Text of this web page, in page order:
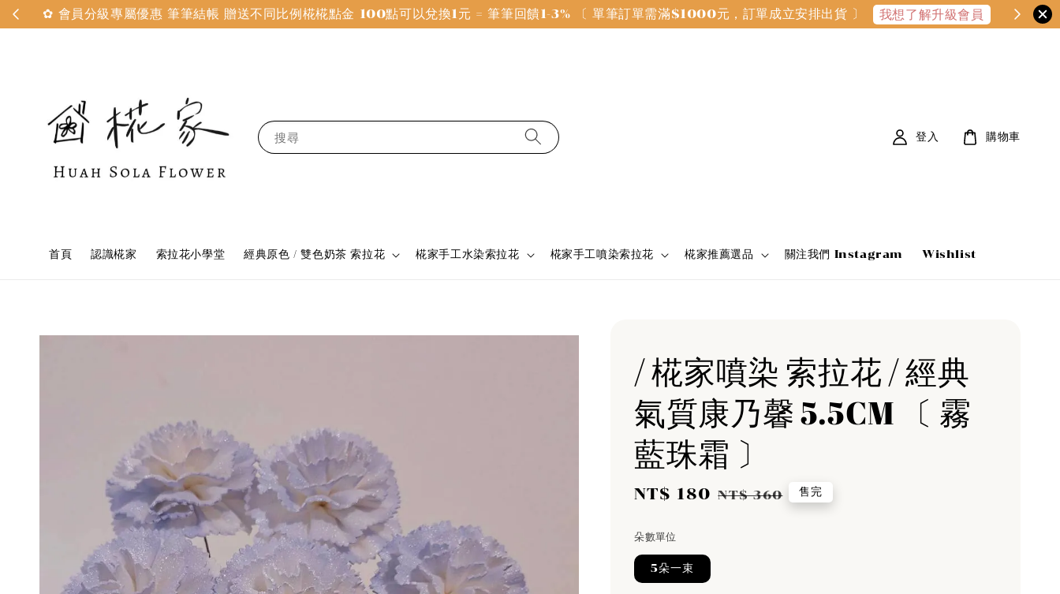
✿ 會員分級專屬優惠 筆筆結帳 贈送不同比例椛椛點金 100點可以兌換1元 = 筆筆回饋1-3% 〔 單筆訂單需滿$1000元，訂單成立安排出貨 〕 我想了解升級會員
搜尋
首頁 認識椛家 索拉花小學堂 經典原色 / 雙色奶茶 索拉花 椛家手工水染索拉花 椛家手工噴染索拉花 椛家推薦選品 關注我們 Instagram Wishlist
登入 購物車
/ 椛家噴染 索拉花 / 經典
氣質康乃馨 5.5CM 〔 霧
藍珠霜 〕
Sale
NT$ 180 Regular
NT$ 360 售完
朵數單位
5朵一束